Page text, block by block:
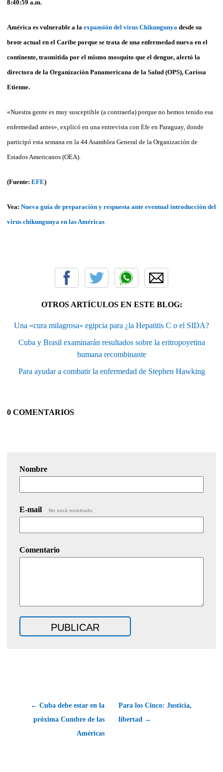
8:40:59 a.m.
América es vulnerable a la expansión del virus Chikungunya desde su
brote actual en el Caribe porque se trata de una enfermedad nueva en el
continente, trasmitida por el mismo mosquito que el dengue, alertó la
directora de la Organización Panamericana de la Salud (OPS), Carissa
Etienne.
«Nuestra gente es muy susceptible (a contraerla) porque no hemos tenido esa
enfermedad antes», explicó en una entrevista con Efe en Paraguay, donde
participó esta semana en la 44 Asamblea General de la Organización de
Estados Americanos (OEA).
(Fuente: EFE)
Vea: Nueva guía de preparación y respuesta ante eventual introducción del
virus chikungunya en las Américas
OTROS ARTÍCULOS EN ESTE BLOG:
Una «cura milagrosa» egipcia para ¿la Hepatitis C o el SIDA?
Cuba y Brasil examinarán resultados sobre la eritropoyetina
humana recombinante
Para ayudar a combatir la enfermedad de Stephen Hawking
0 COMENTARIOS
Nombre
E-mail No será mostrado.
Comentario
← Cuba debe estar en la
próxima Cumbre de las
Américas
Para los Cinco: Justicia,
libertad →